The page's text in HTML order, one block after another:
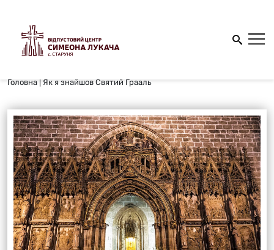
Головна | Як я знайшов Святий Грааль